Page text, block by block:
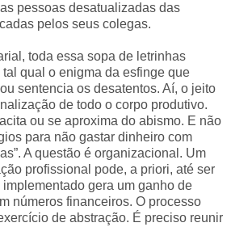
pessoas desatualizadas das
pelos seus colegas.
toda essa sopa de letrinhas
qual o enigma da esfinge que
sentencia os desatentos. Aí, o jeito
de todo o corpo produtivo.
ou se aproxima do abismo. E não
para não gastar dinheiro com
A questão é organizacional. Um
profissional pode, a priori, até ser
gera um ganho de
números financeiros. O processo
de abstração. É preciso reunir